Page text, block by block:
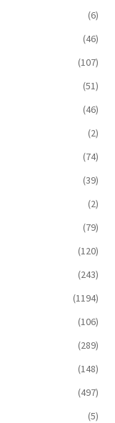
(6)
(46)
(107)
(51)
(46)
(2)
(74)
(39)
(2)
(79)
(120)
(243)
(1194)
(106)
(289)
(148)
(497)
(5)